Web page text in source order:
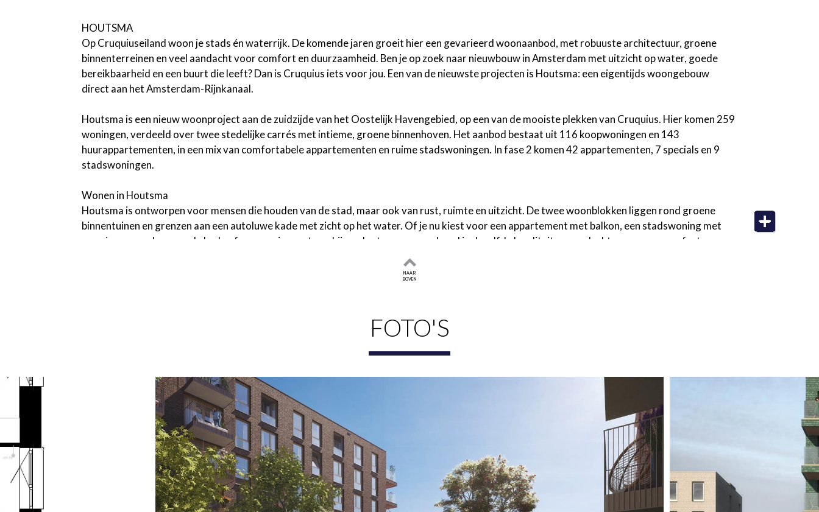
HOUTSMA
Op Cruquiuseiland woon je stads én waterrijk. De komende jaren groeit hier een gevarieerd woonaanbod, met robuuste architectuur, groene
binnenterreinen en veel aandacht voor comfort en duurzaamheid. Ben je op zoek naar nieuwbouw in Amsterdam met uitzicht op water, goede
bereikbaarheid en een buurt die leeft? Dan is Cruquius iets voor jou. Een van de nieuwste projecten is Houtsma: een eigentijds woongebouw
direct aan het Amsterdam-Rijnkanaal.
Houtsma is een nieuw woonproject aan de zuidzijde van het Oostelijk Havengebied, op een van de mooiste plekken van Cruquius. Hier komen 259
woningen, verdeeld over twee stedelijke carrés met intieme, groene binnenhoven. Het aanbod bestaat uit 116 koopwoningen en 143
huurappartementen, in een mix van comfortabele appartementen en ruime stadswoningen. In fase 2 komen 42 appartementen, 7 specials en 9
stadswoningen.
Wonen in Houtsma
Houtsma is ontworpen voor mensen die houden van de stad, maar ook van rust, ruimte en uitzicht. De twee woonblokken liggen rond groene
binnentuinen en grenzen aan een autoluwe kade met zicht op het water. Of je nu kiest voor een appartement met balkon, een stadswoning met
een eigen voordeur aan de kade of een woning met een bijzonder terras: overal voel je dezelfde kwaliteit en aandacht voor wooncomfort.
De woonoppervlaktes variëren van 63 tot 88 m². In de ondergelegen parkeergarage is voor de meeste koopappartementen een gereserveerde
hoogwaardige keuken met moderne apparatuur en een afwerking die past bij jouw woonstijl. De badkamers en toiletten zijn ingericht door Tortu,
met kwalitatief sanitair en tegelwerk in rustige, natuurlijke tinten.
APPARTEMENT TYPE 18
Dit type 3-kamerappartement van circa 82 m2 komt voor op de 2e tot en met de 4e verdieping van Houtsma Noord en op de 3e en 4e verdieping
van Houtsma Zuid. Het balkon, met een ideale zonligging op het zuiden, ligt aan de living met open keuken. Je kunt de keuken naar eigen wens
inrichten. Zo kun je kiezen voor een hoekkeuken, maar ook een eilandkeuken is een mogelijkheid. Het is aan jou! Het appartement heeft twee
slaapkamers. De masterbedroom is een fijne, royale kamer en ook de tweede slaapkamer is prettig ruim. Verder is het appartement ingedeeld
met een apart toilet, een badkamer en berging waar je de wasmachine en wasdroger op elkaar kunt plaatsen en de technische apparaten staan.
NAAR
BOVEN
FOTO'S